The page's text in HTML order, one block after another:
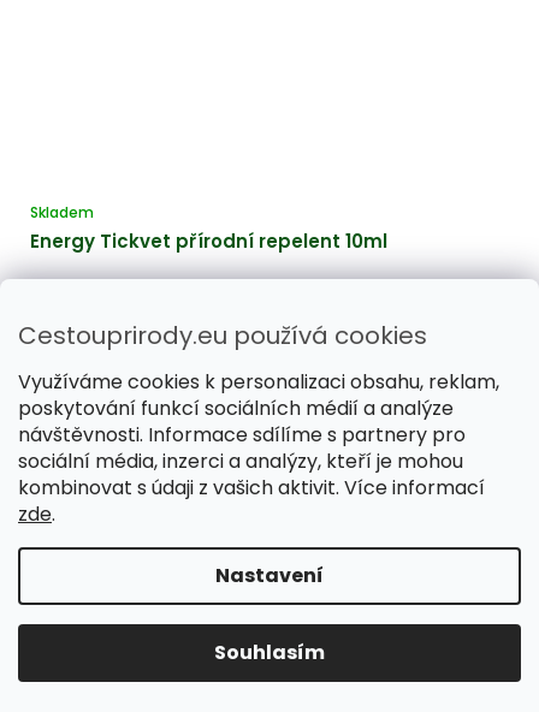
Cestouprirody.eu používá cookies
Využíváme cookies k personalizaci obsahu, reklam,
poskytování funkcí sociálních médií a analýze
návštěvnosti. Informace sdílíme s partnery pro
sociální média, inzerci a analýzy, kteří je mohou
kombinovat s údaji z vašich aktivit. Více informací
zde.
Nastavení
Souhlasím
Energy Tickvet přírodní repelent 10ml
Skladem